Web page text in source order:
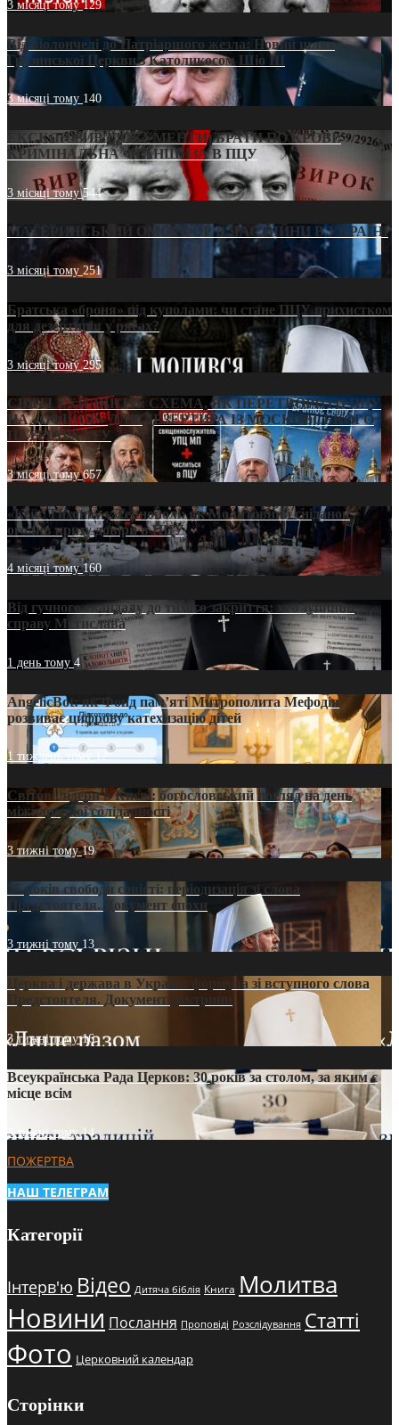
3 місяці тому129
Від віолончелі до Патріаршого жезла: Новий шлях
Грузинської Церкви з Католикосом Шіо III
3 місяці тому 140
ЕКСКЛЮЗИВ (ДОКУМЕНТИ)/БРАТИ ПО КРОВІ:
КРИМІНАЛЬНА ФРАНШИЗА В ПЦУ
3 місяці тому544
МАТЕРИНСЬКИЙ ОМОРФОР В ЧАС ВІЙНИ В УКРАЇНІ
3 місяці тому251
Братська «броня» під куполами: чи стане ПЦУ прихистком
для дезертирів у рясах?
3 місяці тому295
СВЯТІ УХИЛЯНТИ: СХЕМА, ЯК ПЕРЕТВОРИТИ ПЦУ
НА «ОФШОР» ДЛЯ ДЕЗЕРТИРА ІЗ МОСКОВСЬКОГО
ПАТРІАРХАТУ
3 місяці тому657
«Кейс Тихона» у Тернополі: як Молитовний сніданок
оголив кризу довіри в ПЦУ
4 місяці тому160
Від гучного скандалу до тихого закриття: хто зупинив
справу Мстислава
1 день тому4
AngelicBot: як Фонд пам’яті Митрополита Мефодія
розвиває цифрову катехизацію дітей
1 тиждень тому12
Світові лідери в Києві: богословський погляд на день
міжнародної солідарності
3 тижні тому19
35 років свободи совісті: періодизація зі слова
Предстоятеля. Документ епохи
3 тижні тому 13
Церква і держава в Україні: формула зі вступного слова
Предстоятеля. Документ доктрини
3 тижні тому16
Всеукраїнська Рада Церков: 30 років за столом, за яким є
місце всім
3 тижні тому14
ПОЖЕРТВА
НАШ ТЕЛЕГРАМ
Категорії
Інтерв'ю Відео Дитяча біблія Книга Молитва
Новини Послання Проповіді Розслідування Статті
Фото Церковний календар
Сторінки